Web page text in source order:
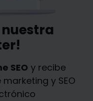
nuestra
SEO y recibe
y SEO